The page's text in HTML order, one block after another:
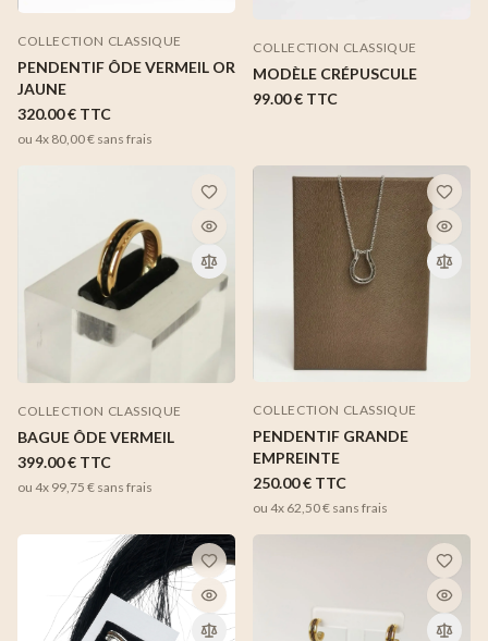
COLLECTION CLASSIQUE
PENDENTIF ÔDE VERMEIL OR
JAUNE
320.00 € TTC
ou 4x 80,00 € sans frais
COLLECTION CLASSIQUE
MODÈLE CRÉPUSCULE
99.00 € TTC
COLLECTION CLASSIQUE
BAGUE ÔDE VERMEIL
399.00 € TTC
ou 4x 99,75 € sans frais
COLLECTION CLASSIQUE
PENDENTIF GRANDE
EMPREINTE
250.00 € TTC
ou 4x 62,50 € sans frais